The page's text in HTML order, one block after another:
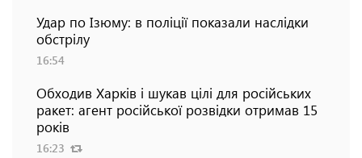
Удар по Ізюму: в поліції показали наслідки
обстрілу
16:54
Обходив Харків і шукав цілі для російських
ракет: агент російської розвідки отримав 15
років
16:23